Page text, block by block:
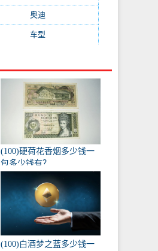
奥迪
车型
(100)硬荷花香烟多少钱一
包多少钱有？
(100)白酒梦之蓝多少钱一